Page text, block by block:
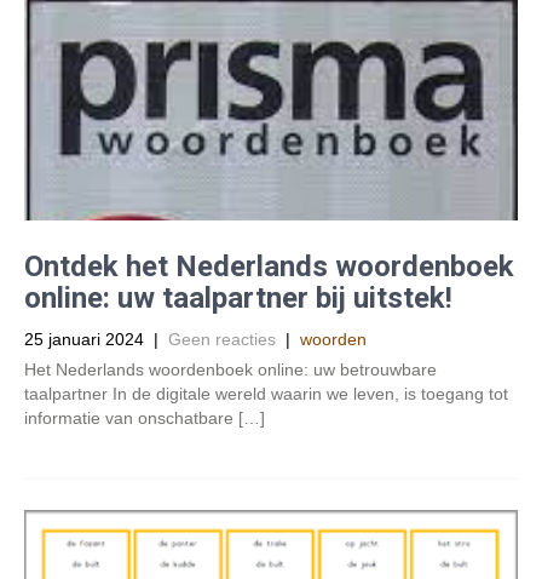
Ontdek het Nederlands woordenboek
online: uw taalpartner bij uitstek!
25 januari 2024 | Geen reacties | woorden
Het Nederlands woordenboek online: uw betrouwbare
taalpartner In de digitale wereld waarin we leven, is toegang tot
informatie van onschatbare […]